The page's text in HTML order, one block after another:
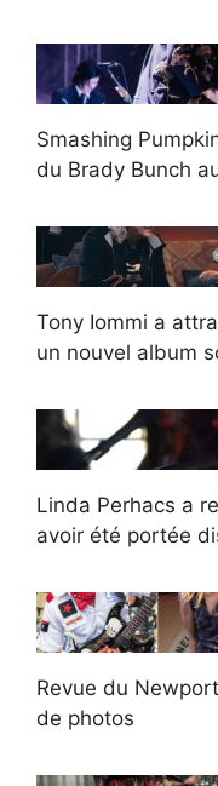
Smashing
du Brady Bunch
Tony Iommi a
un nouvel album
Linda Perhacs a
avoir été portée
Revue du
de photos